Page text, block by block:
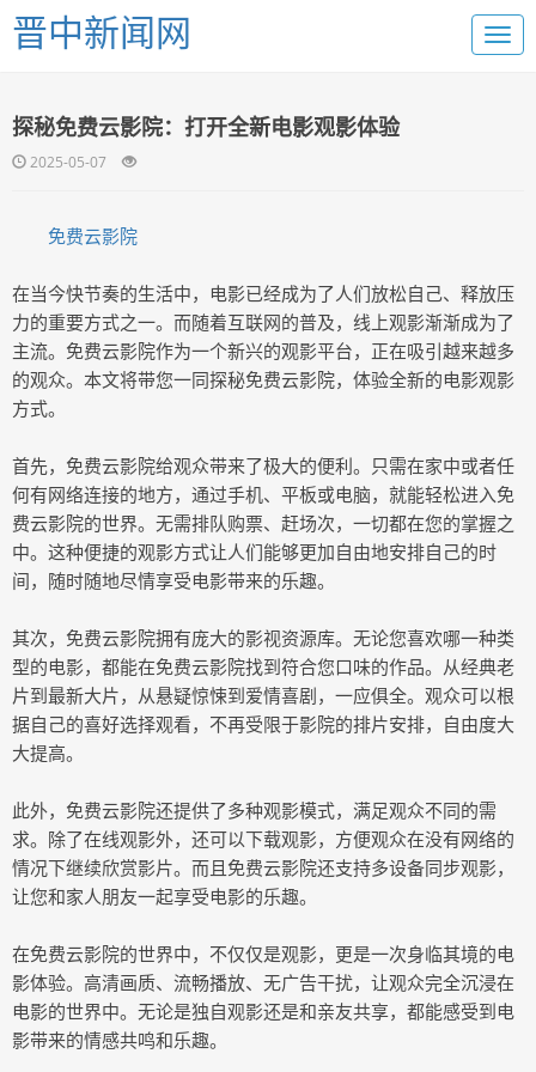
晋中新闻网
探秘免费云影院：打开全新电影观影体验
2025-05-07
免费云影院
在当今快节奏的生活中，电影已经成为了人们放松自己、释放压
力的重要方式之一。而随着互联网的普及，线上观影渐渐成为了
主流。免费云影院作为一个新兴的观影平台，正在吸引越来越多
的观众。本文将带您一同探秘免费云影院，体验全新的电影观影
方式。
首先，免费云影院给观众带来了极大的便利。只需在家中或者任
何有网络连接的地方，通过手机、平板或电脑，就能轻松进入免
费云影院的世界。无需排队购票、赶场次，一切都在您的掌握之
中。这种便捷的观影方式让人们能够更加自由地安排自己的时
间，随时随地尽情享受电影带来的乐趣。
其次，免费云影院拥有庞大的影视资源库。无论您喜欢哪一种类
型的电影，都能在免费云影院找到符合您口味的作品。从经典老
片到最新大片，从悬疑惊悚到爱情喜剧，一应俱全。观众可以根
据自己的喜好选择观看，不再受限于影院的排片安排，自由度大
大提高。
此外，免费云影院还提供了多种观影模式，满足观众不同的需
求。除了在线观影外，还可以下载观影，方便观众在没有网络的
情况下继续欣赏影片。而且免费云影院还支持多设备同步观影，
让您和家人朋友一起享受电影的乐趣。
在免费云影院的世界中，不仅仅是观影，更是一次身临其境的电
影体验。高清画质、流畅播放、无广告干扰，让观众完全沉浸在
电影的世界中。无论是独自观影还是和亲友共享，都能感受到电
影带来的情感共鸣和乐趣。